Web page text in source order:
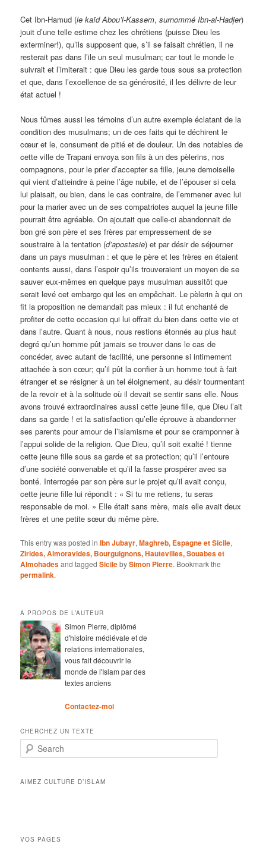
Cet Ibn-Hamud (le kaïd Abou’l-Kassem,surnommé Ibn-al-Hadjer)
jouit d’une telle estime chez les chrétiens (puisse Dieu les
exterminer!), qu’ils supposent que, s’il se faisait chrétien, il ne
resterait pas dans l’ile un seul musulman; car tout le monde le
suivrait et l’imiterait : que Dieu les garde tous sous sa protection
et que, dans l’excellence de sa générosité, il les délivre de leur
état actuel !
Nous fûmes aussi les témoins d’un autre exemple éclatant de la
condition des musulmans; un de ces faits qui te déchirent le
cœur et le, consument de pitié et de douleur. Un des notables de
cette ville de Trapani envoya son fils à un des pèlerins, nos
compagnons, pour le prier d’accepter sa fille, jeune demoiselle
qui vient d’atteindre à peine l’âge nubile, et de l’épouser si cela
lui plaisait, ou bien, dans le cas contraire, de l’emmener avec lui
pour la marier avec un de ses compatriotes auquel la jeune fille
pourrait être agréable. On ajoutait que celle-ci abandonnait de
bon gré son père et ses frères par empressement de se
soustraire à la tentation (d’apostasie) et par désir de séjourner
dans un pays musulman : et que le père et les frères en étaient
contents aussi, dans l’espoir qu’ils trouveraient un moyen de se
sauver eux-mêmes en quelque pays musulman aussitôt que
serait levé cet embargo qui les en empêchait. Le pèlerin à qui on
fit la proposition ne demandait pas mieux : il fut enchanté de
profiter de cette occasion qui lui offrait du bien dans cette vie et
dans l’autre. Quant à nous, nous restions étonnés au plus haut
degré qu’un homme pût jamais se trouver dans le cas de
concéder, avec autant de facilité, une personne si intimement
attachée à son cœur; qu’il pût la confier à un homme tout à fait
étranger et se résigner à un tel éloignement, au désir tourmentant
de la revoir et à la solitude où il devait se sentir sans elle. Nous
avons trouvé extraordinaires aussi cette jeune fille, que Dieu l’ait
dans sa garde ! et la satisfaction qu’elle éprouve à abandonner
ses parents pour amour de l’islamisme et pour se cramponner à
l’appui solide de la religion. Que Dieu, qu’il soit exalté ! tienne
cette jeune fille sous sa garde et sa protection; qu’il l’entoure
d’une société convenable et qu’il la fasse prospérer avec sa
bonté. Interrogée par son père sur le projet qu’il avait conçu,
cette jeune fille lui répondit : « Si tu me retiens, tu seras
responsable de moi. » Elle était sans mère, mais elle avait deux
frères et une petite sœur du même père.
This entry was posted inIbn Jubayr,Maghreb, Espagne et Sicile,
Zirides, Almoravides, Bourguignons, Hautevilles, Souabes et
Almohadesand taggedSicilebySimon Pierre. Bookmark the
permalink.
A PROPOS DE L’AUTEUR
Simon Pierre, diplômé
d'histoire médiévale et de
relations internationales,
vous fait découvrir le
monde de l'Islam par des
textes anciens
Contactez-moi
CHERCHEZ UN TEXTE
Search
AIMEZ CULTURE D’ISLAM
VOS PAGES